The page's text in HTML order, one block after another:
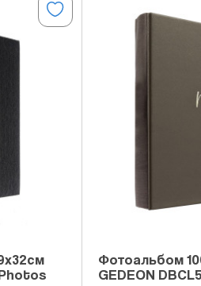
Фотоальбом
GEDEON